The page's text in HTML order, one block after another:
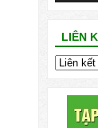
LIÊN